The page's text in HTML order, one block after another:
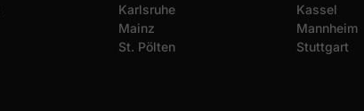
Karlsruhe
Mainz
St. Pölten
Kassel
Mannheim
Stuttgart